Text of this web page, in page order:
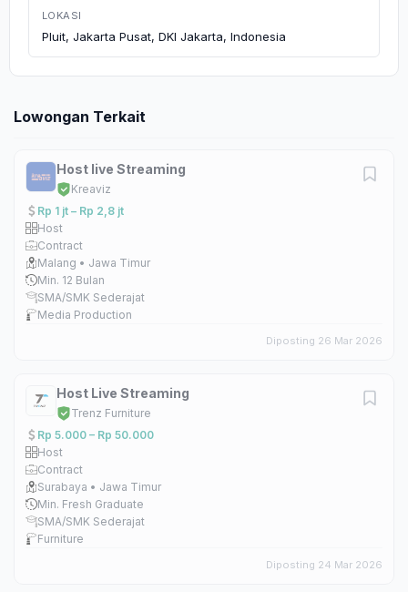
LOKASI
Pluit, Jakarta Pusat, DKI Jakarta, Indonesia
Lowongan Terkait
Host live Streaming
Kreaviz
Rp 1 jt – Rp 2,8 jt
Host
Contract
Malang • Jawa Timur
Min. 12 Bulan
SMA/SMK Sederajat
Media Production
Diposting 26 Mar 2026
Host Live Streaming
Trenz Furniture
Rp 5.000 – Rp 50.000
Host
Contract
Surabaya • Jawa Timur
Min. Fresh Graduate
SMA/SMK Sederajat
Furniture
Diposting 24 Mar 2026